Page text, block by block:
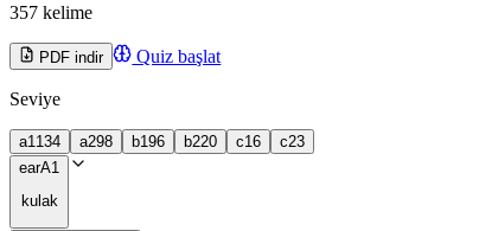
357 kelime
PDF indir Quiz başlat
Seviye
a1 134 a298 b196 b220 c16 c23
earA1
kulak